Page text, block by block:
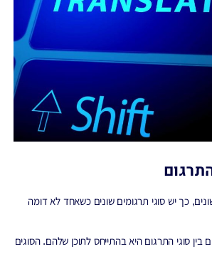
כך יש סוגי תרגומים שונים כשאחד לא דומה
סוגי התרגום היא בהתייחס לתוכן שלהם. הסוגים